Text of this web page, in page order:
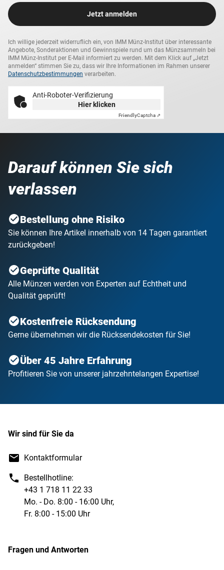
Jetzt anmelden
Ich willige jederzeit widerruflich ein, von IMM Münz-Institut über interessante
Angebote, Sonderaktionen und Gewinnspiele rund um das Münzsammeln bei
IMM Münz-Institut per E-Mail informiert zu werden. Mit dem Klick auf „Jetzt
anmelden“ stimmen Sie zu, dass wir Ihre Informationen im Rahmen unserer
Datenschutzbestimmungen verarbeiten.
Anti-Roboter-Verifizierung
Hier klicken
FriendlyCaptcha ⇗
Darauf können Sie sich
verlassen
Bestellung ohne Risiko
Sie können Ihre Artikel innerhalb von 14 Tagen garantiert
zurückgeben!
Geprüfte Qualität
Alle Münzen werden von Experten auf Echtheit und
Qualität geprüft!
Kostenfreie Rücksendung
Gerne übernehmen wir die Rücksendekosten für Sie!
Über 45 Jahre Erfahrung
Profitieren Sie von unserer jahrzehntelangen Expertise!
Wir sind für Sie da
Kontaktformular
Bestellhotline:
+43 1 718 11 22 33
Mo. - Do. 8:00 - 16:00 Uhr,
Fr. 8:00 - 15:00 Uhr
Fragen und Antworten